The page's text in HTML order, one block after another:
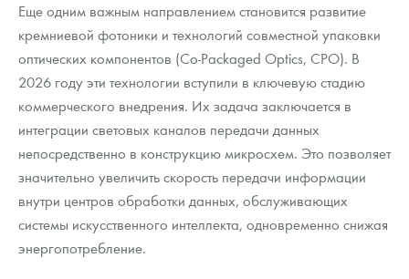
Еще одним важным направлением становится развитие
кремниевой фотоники и технологий совместной упаковки
оптических компонентов (Co-Packaged Optics, CPO). В
2026 году эти технологии вступили в ключевую стадию
коммерческого внедрения. Их задача заключается в
интеграции световых каналов передачи данных
непосредственно в конструкцию микросхем. Это позволяет
значительно увеличить скорость передачи информации
внутри центров обработки данных, обслуживающих
системы искусственного интеллекта, одновременно снижая
энергопотребление.